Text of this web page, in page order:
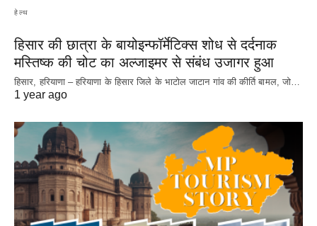
हेल्थ
हिसार की छात्रा के बायोइन्फॉर्मेटिक्स शोध से दर्दनाक
मस्तिष्क की चोट का अल्जाइमर से संबंध उजागर हुआ
हिसार, हरियाणा – हरियाणा के हिसार जिले के भाटोल जाटान गांव की कीर्ति बामल, जो…
1 year ago